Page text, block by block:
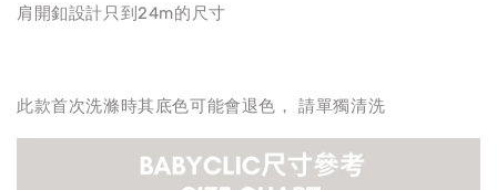
肩開釦設計只到24m的尺寸
此款首次洗滌時其底色可能會退色， 請單獨清洗